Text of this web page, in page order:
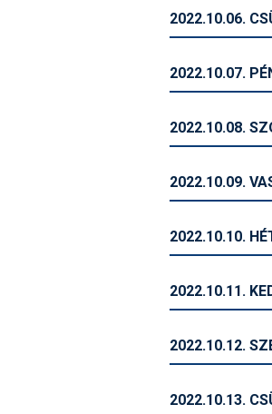
2022.10.06.
2022.10.07.
2022.10.08.
2022.10.09.
2022.10.10.
2022.10.11.
2022.10.12.
2022.10.13.